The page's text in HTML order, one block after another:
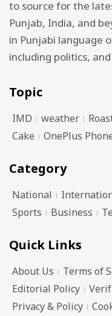
to source for the
Punjab, India, and
in Punjabi language
including politics,
Topic
IMD weather
Cake
OnePlus
Category
National
Sports
Business
Quick Links
About Us Terms of
Editorial Policy
Privacy & Policy